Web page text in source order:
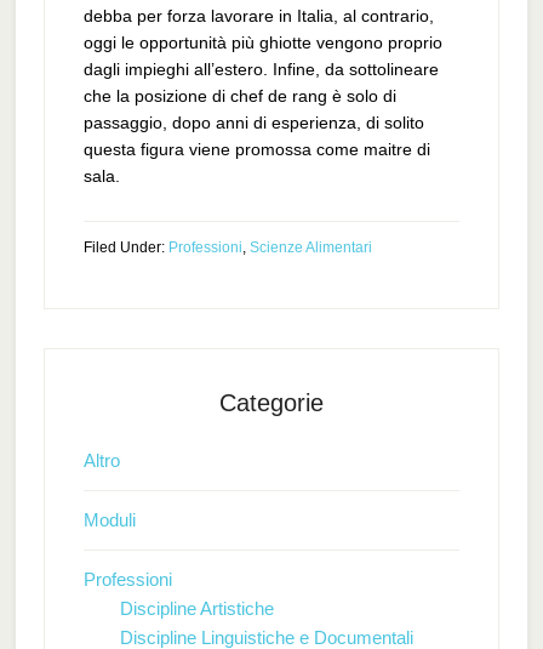
debba per forza lavorare in Italia, al contrario,
oggi le opportunità più ghiotte vengono proprio
dagli impieghi all’estero. Infine, da sottolineare
che la posizione di chef de rang è solo di
passaggio, dopo anni di esperienza, di solito
questa figura viene promossa come maitre di
sala.
Filed Under: Professioni, Scienze Alimentari
Categorie
Altro
Moduli
Professioni
Discipline Artistiche
Discipline Linguistiche e Documentali